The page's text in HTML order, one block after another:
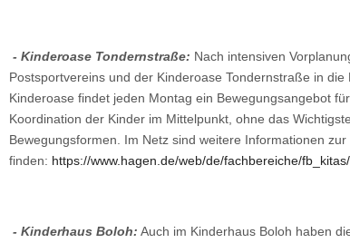
- Kinderoase Tondernstraße: Nach intensiven
Postsportvereins und der Kinderoase Tondernstraße in
Kinderoase findet jeden Montag ein Bewegungsangebot
Koordination der Kinder im Mittelpunkt, ohne das
Bewegungsformen. Im Netz sind weitere Informationen
finden: https://www.hagen.de/web/de/fachbereiche/
- Kinderhaus Boloh: Auch im Kinderhaus Boloh haben